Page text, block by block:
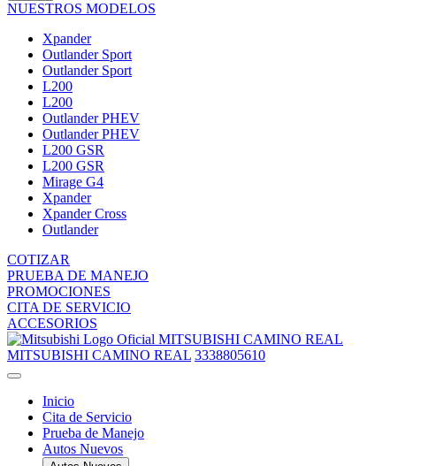
NUESTROS MODELOS
Xpander
Outlander Sport
Outlander Sport
L200
L200
Outlander PHEV
Outlander PHEV
L200 GSR
L200 GSR
Mirage G4
Xpander
Xpander Cross
Outlander
COTIZAR
PRUEBA DE MANEJO
PROMOCIONES
CITA DE SERVICIO
ACCESORIOS
MITSUBISHI CAMINO REAL
MITSUBISHI CAMINO REAL 3338805610
Inicio
Cita de Servicio
Prueba de Manejo
Autos Nuevos